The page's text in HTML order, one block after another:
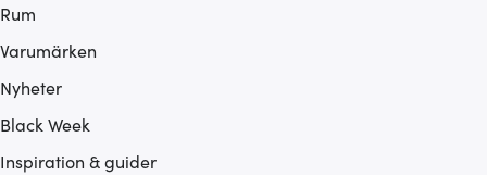
Rum
Varumärken
Nyheter
Black Week
Inspiration & guider